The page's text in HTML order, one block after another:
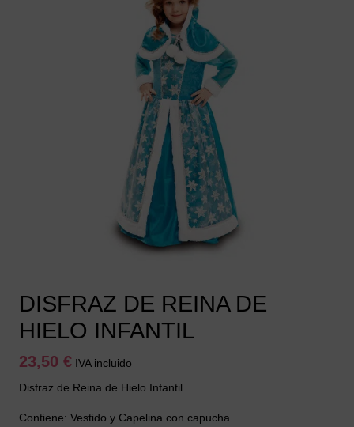
DISFRAZ DE REINA DE
HIELO INFANTIL
23,50 € IVA incluido
Disfraz de Reina de Hielo Infantil.
Contiene: Vestido y Capelina con capucha.